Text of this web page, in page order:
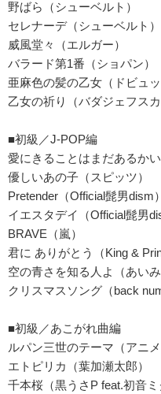
野ばら（シューベルト）
セレナーデ（シューベルト）
威風堂々（エルガー）
バラード第1番（ショパン）
亜麻色の髪の乙女（ドビュッ
乙女の祈り（バダジェフスカ
■初級／J-POP編
愛にきることはまだあるか
優しいあの子（スピッツ）
Pretender（Official髭男dism）
イエスタデイ（Official髭男
BRAVE（嵐）
君に ありがとう（King &
空の青さを知る人よ（あいみ
クリスマスソング（back
■初級／あこがれ曲編
ルパン三世のテーマ（アニ
エトピリカ（葉加瀬太郎）
千本桜（黒うさP feat.初音ミ